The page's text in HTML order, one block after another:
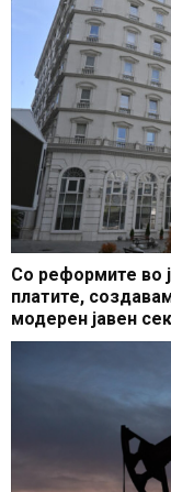
Со реформите во
платите,
модерен јавен